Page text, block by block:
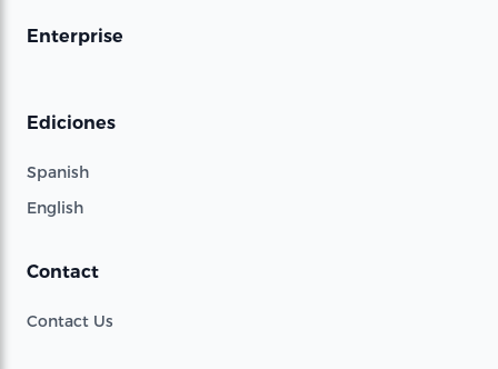
Enterprise
Ediciones
Spanish
English
Contact
Contact Us